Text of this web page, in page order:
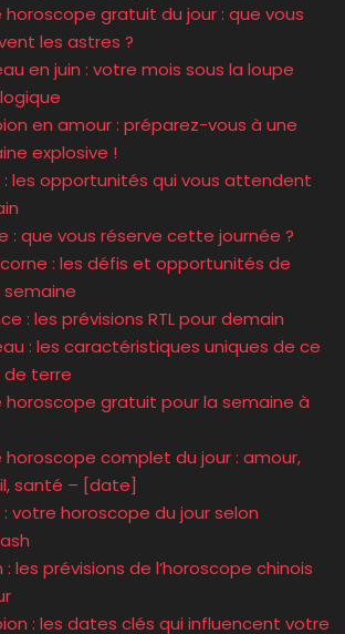
horoscope gratuit du jour : que vous
les astres ?
en juin : votre mois sous la loupe
en amour : préparez-vous à une
explosive !
: les opportunités qui vous attendent
: que vous réserve cette journée ?
: les défis et opportunités de
: les prévisions RTL pour demain
: les caractéristiques uniques de ce
de terre
horoscope gratuit pour la semaine à
horoscope complet du jour : amour,
santé – [date]
: votre horoscope du jour selon
: les prévisions de l’horoscope chinois
: les dates clés qui influencent votre